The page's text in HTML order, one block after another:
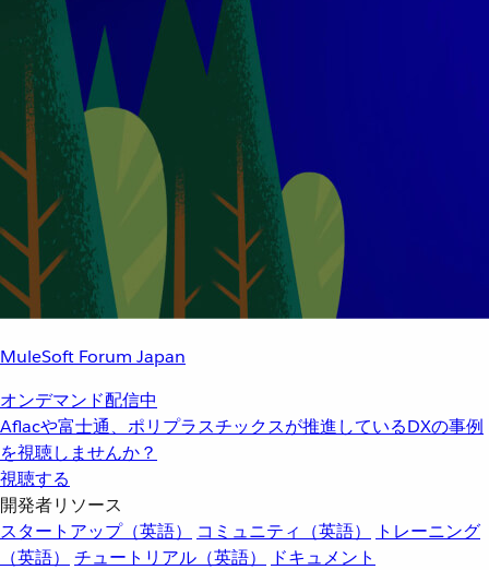
MuleSoft Forum Japan
オンデマンド配信中
Aflacや富士通、ポリプラスチックスが推進しているDXの事例
を視聴しませんか？
視聴する
開発者リソース
スタートアップ（英語）
コミュニティ（英語）
トレーニング
（英語）
チュートリアル（英語）
ドキュメント